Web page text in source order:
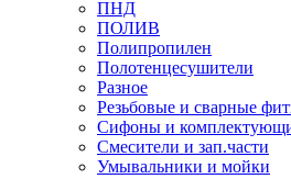
ПНД
ПОЛИВ
Полипропилен
Полотенцесушители
Разное
Резьбовые и сварные
Сифоны и
Смесители и зап.части
Умывальники и мойки